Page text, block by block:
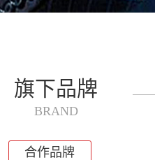
旗下品牌
BRAND
合作品牌